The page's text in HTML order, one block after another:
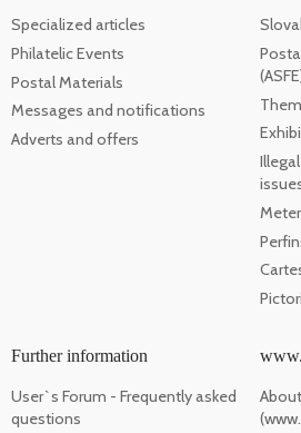
Specialized articles
Philatelic Events
Postal Materials
Messages and notifications
Adverts and offers
Further information
User`s Forum - Frequently asked
questions